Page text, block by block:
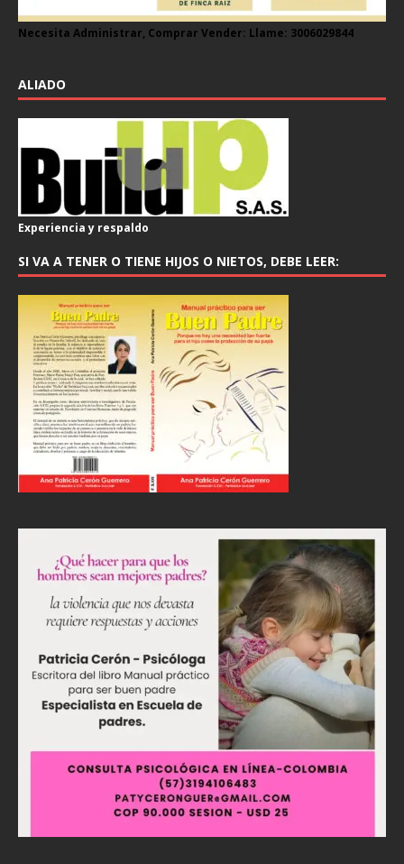
Necesita Administrar, Comprar Vender: Llame: 3006029844
ALIADO
Experiencia y respaldo
SI VA A TENER O TIENE HIJOS O NIETOS, DEBE LEER: